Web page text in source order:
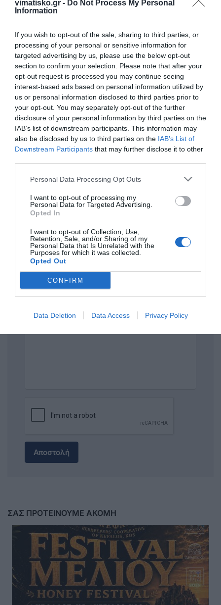
vimatisko.gr - Do Not Process My Personal
Information
If you wish to opt-out of the sale, sharing to third parties, or
processing of your personal or sensitive information for
targeted advertising by us, please use the below opt-out
section to confirm your selection. Please note that after your
opt-out request is processed you may continue seeing
interest-based ads based on personal information utilized by
us or personal information disclosed to third parties prior to
your opt-out. You may separately opt-out of the further
disclosure of your personal information by third parties on the
IAB’s list of downstream participants. This information may
also be disclosed by us to third parties on the IAB’s List of
Downstream Participants that may further disclose it to other
Personal Data Processing Opt Outs
I want to opt-out of processing my
Personal Data for Targeted Advertising.
Opted In
I want to opt-out of Collection, Use,
Retention, Sale, and/or Sharing of my
Personal Data that Is Unrelated with the
Purposes for which it was collected.
Opted Out
CONFIRM
Data Deletion Data Access Privacy Policy
Η ανωνυμία είναι το καλύτερο κρησφύγετο δειλίας και
χυδαιότητας!
Πρόσθεσε ένα σχόλιο
ΟΝΟΜΑ
ΤΙΤΛΟΣ
Αποστολή
ΣΑΣ ΠΡΟΤΕΙΝΟΥΜΕ ΑΚΟΜΗ